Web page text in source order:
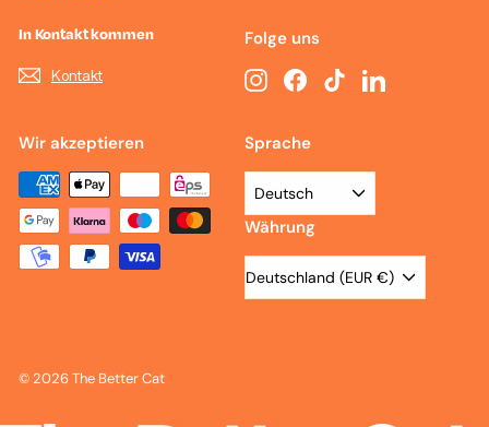
In Kontakt kommen
Kontakt
Folge uns
InstagramFacebookTikTokLinkedIn
Wir akzeptieren Sprache
Deutsch
Währung
Deutschland (EUR €)
© 2026 The Better Cat